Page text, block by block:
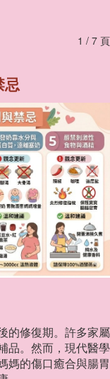
1 / 7 頁
忌
的修復期。許多家屬
品。然而，現代醫學
媽的傷口癒合與腸胃